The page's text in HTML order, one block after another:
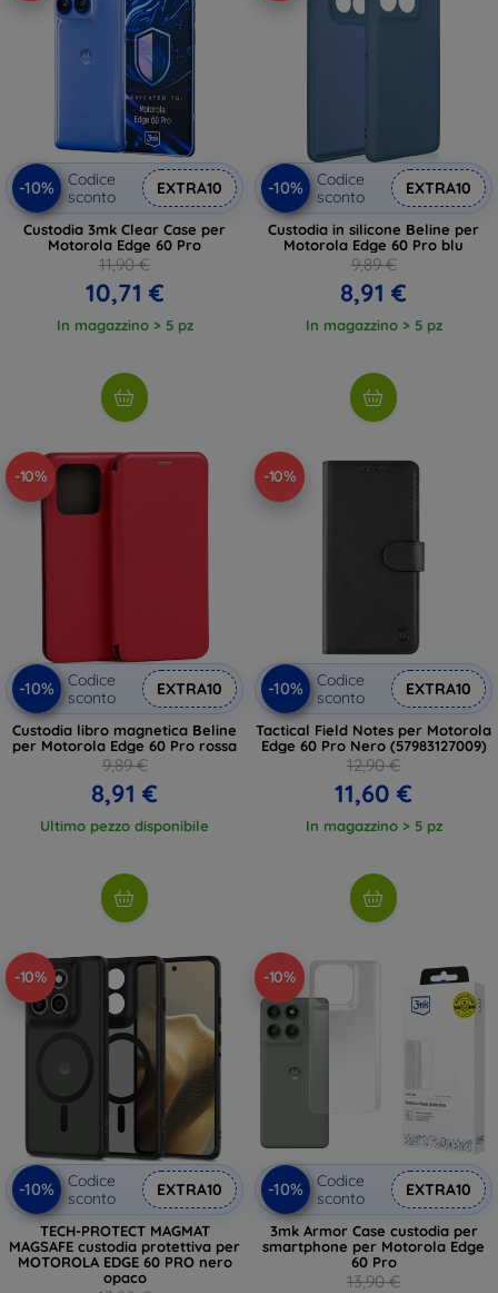
-10%
Codice
sconto
EXTRA10
Custodia 3mk Clear Case per
Motorola Edge 60 Pro
11,90 €
10,71 €
In magazzino > 5 pz
-10%
Codice
sconto
EXTRA10
Custodia in silicone Beline per
Motorola Edge 60 Pro blu
9,89 €
8,91 €
In magazzino > 5 pz
-10%
-10%
Codice
sconto
EXTRA10
Custodia libro magnetica Beline
per Motorola Edge 60 Pro rossa
9,89 €
8,91 €
Ultimo pezzo disponibile
-10%
-10%
Codice
sconto
EXTRA10
Tactical Field Notes per Motorola
Edge 60 Pro Nero (57983127009)
12,90 €
11,60 €
In magazzino > 5 pz
-10%
-10%
Codice
sconto
EXTRA10
TECH-PROTECT MAGMAT
MAGSAFE custodia protettiva per
MOTOROLA EDGE 60 PRO nero
opaco
-10%
-10%
Codice
sconto
EXTRA10
3mk Armor Case custodia per
smartphone per Motorola Edge
60 Pro
13,90 €